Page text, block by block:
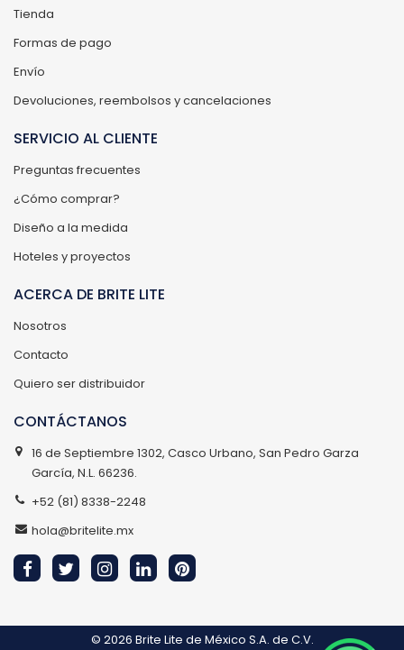
Tienda
Formas de pago
Envío
Devoluciones, reembolsos y cancelaciones
SERVICIO AL CLIENTE
Preguntas frecuentes
¿Cómo comprar?
Diseño a la medida
Hoteles y proyectos
ACERCA DE BRITE LITE
Nosotros
Contacto
Quiero ser distribuidor
CONTÁCTANOS
16 de Septiembre 1302, Casco Urbano, San Pedro Garza
García, N.L. 66236.
+52 (81) 8338-2248
hola@britelite.mx
© 2026 Brite Lite de México S.A. de C.V.